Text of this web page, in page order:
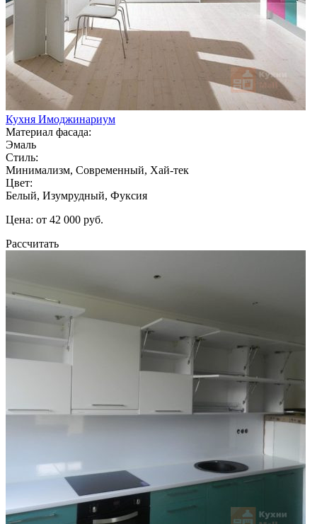
Кухня Имоджинариум
Материал фасада:
Эмаль
Стиль:
Минимализм, Современный, Хай-тек
Цвет:
Белый, Изумрудный, Фуксия
Цена: от 42 000 руб.
Рассчитать